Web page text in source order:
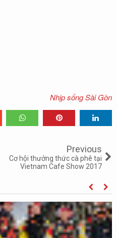
Nhịp sống Sài Gòn
Previous
Cơ hội thưởng thức cà phê tại
Vietnam Cafe Show 2017